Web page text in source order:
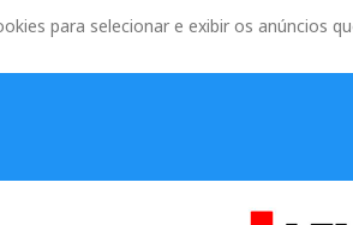
para selecionar e exibir os anúncios